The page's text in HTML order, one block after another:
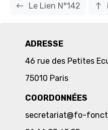
west Le Lien N°142 north
ADRESSE
46 rue des Petites
75010 Paris
COORDONNÉES
secretariat@fo-